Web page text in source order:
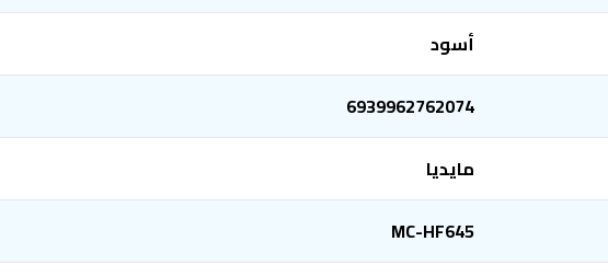
أسود
6939962762074
مايديا
MC-HF645